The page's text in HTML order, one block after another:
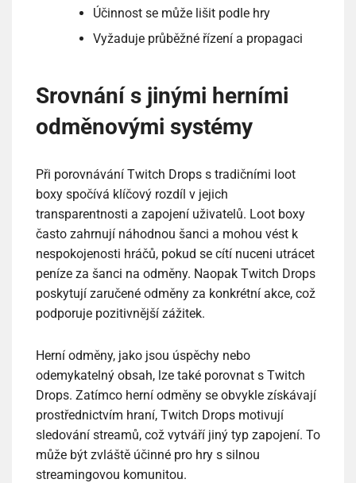
Účinnost se může lišit podle hry
Vyžaduje průběžné řízení a propagaci
Srovnání s jinými herními
odměnovými systémy
Při porovnávání Twitch Drops s tradičními loot
boxy spočívá klíčový rozdíl v jejich
transparentnosti a zapojení uživatelů. Loot boxy
často zahrnují náhodnou šanci a mohou vést k
nespokojenosti hráčů, pokud se cítí nuceni utrácet
peníze za šanci na odměny. Naopak Twitch Drops
poskytují zaručené odměny za konkrétní akce, což
podporuje pozitivnější zážitek.
Herní odměny, jako jsou úspěchy nebo
odemykatelný obsah, lze také porovnat s Twitch
Drops. Zatímco herní odměny se obvykle získávají
prostřednictvím hraní, Twitch Drops motivují
sledování streamů, což vytváří jiný typ zapojení. To
může být zvláště účinné pro hry s silnou
streamingovou komunitou.